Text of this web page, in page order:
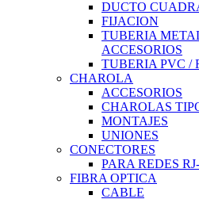
DUCTO
FIJACION
TUBERIA
ACCESORIOS
TUBERIA PVC /
CHAROLA
ACCESORIOS
CHAROLAS
MONTAJES
UNIONES
CONECTORES
PARA REDES
FIBRA OPTICA
CABLE